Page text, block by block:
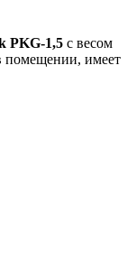
PKG-1,5 с весом
помещении, имеет